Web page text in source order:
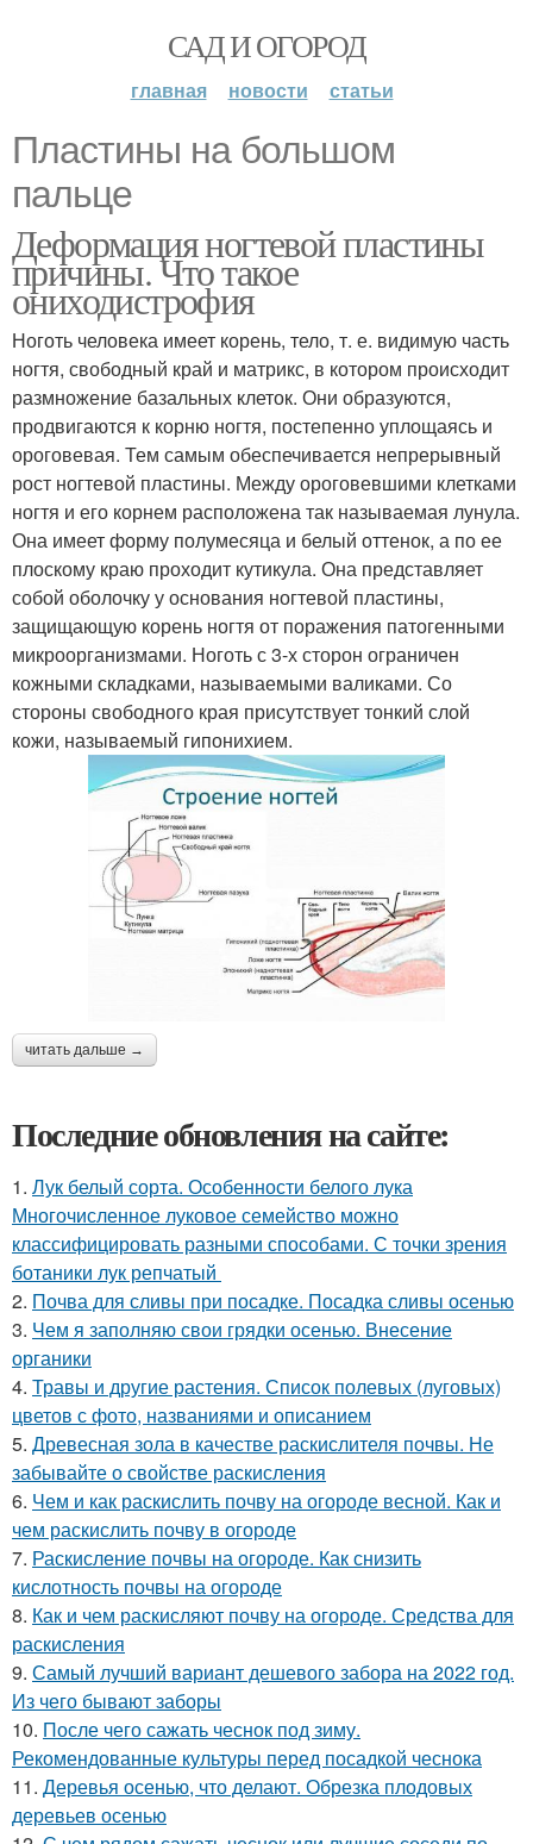
САД И ОГОРОД
главная новости статьи
Пластины на большом
пальце
Деформация ногтевой пластины
причины. Что такое
ониходистрофия
Ноготь человека имеет корень, тело, т. е. видимую часть
ногтя, свободный край и матрикс, в котором происходит
размножение базальных клеток. Они образуются,
продвигаются к корню ногтя, постепенно уплощаясь и
ороговевая. Тем самым обеспечивается непрерывный
рост ногтевой пластины. Между ороговевшими клетками
ногтя и его корнем расположена так называемая лунула.
Она имеет форму полумесяца и белый оттенок, а по ее
плоскому краю проходит кутикула. Она представляет
собой оболочку у основания ногтевой пластины,
защищающую корень ногтя от поражения патогенными
микроорганизмами. Ноготь с 3-х сторон ограничен
кожными складками, называемыми валиками. Со
стороны свободного края присутствует тонкий слой
кожи, называемый гипонихием.
читать дальше →
Последние обновления на сайте:
1. Лук белый сорта. Особенности белого лука
Многочисленное луковое семейство можно
классифицировать разными способами. С точки зрения
ботаники лук репчатый
2. Почва для сливы при посадке. Посадка сливы осенью
3. Чем я заполняю свои грядки осенью. Внесение
органики
4. Травы и другие растения. Список полевых (луговых)
цветов с фото, названиями и описанием
5. Древесная зола в качестве раскислителя почвы. Не
забывайте о свойстве раскисления
6. Чем и как раскислить почву на огороде весной. Как и
чем раскислить почву в огороде
7. Раскисление почвы на огороде. Как снизить
кислотность почвы на огороде
8. Как и чем раскисляют почву на огороде. Средства для
раскисления
9. Самый лучший вариант дешевого забора на 2022 год.
Из чего бывают заборы
10. После чего сажать чеснок под зиму.
Рекомендованные культуры перед посадкой чеснока
11. Деревья осенью, что делают. Обрезка плодовых
деревьев осенью